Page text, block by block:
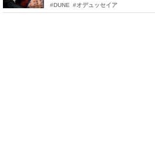
#DUNE #オデュッセイア